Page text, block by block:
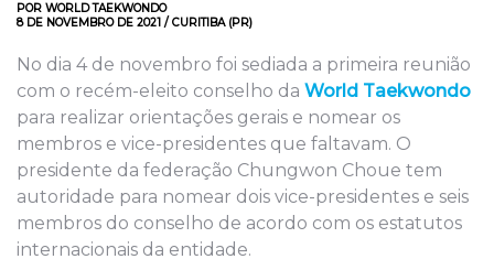
POR WORLD TAEKWONDO
8 DE NOVEMBRO DE 2021 / CURITIBA (PR)
No dia 4 de novembro foi sediada a primeira reunião
com o recém-eleito conselho da World Taekwondo
para realizar orientações gerais e nomear os
membros e vice-presidentes que faltavam. O
presidente da federação Chungwon Choue tem
autoridade para nomear dois vice-presidentes e seis
membros do conselho de acordo com os estatutos
internacionais da entidade.